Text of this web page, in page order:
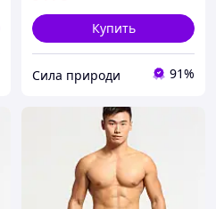
Купить
Сила природи 91%